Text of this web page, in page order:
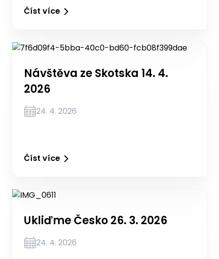
Číst více
Návštěva ze Skotska 14. 4.
2026
24. 4. 2026
Číst více
Ukliďme Česko 26. 3. 2026
24. 4. 2026